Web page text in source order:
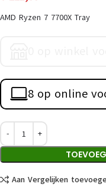
AMD Ryzen 7 7700X Tray
8 op online
Aan Vergelijken